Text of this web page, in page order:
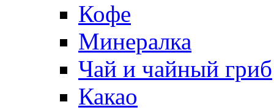
Кофе
Минералка
Чай и чайный гриб
Какао